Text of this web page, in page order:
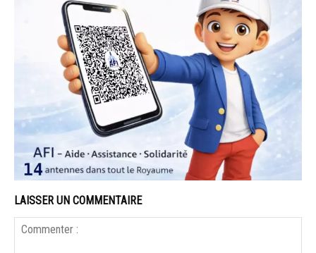
LAISSER UN COMMENTAIRE